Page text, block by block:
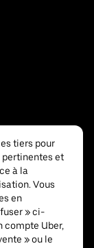
tiers pour
pertinentes et
à la
Vous
en
» ci-
compte Uber,
» ou le